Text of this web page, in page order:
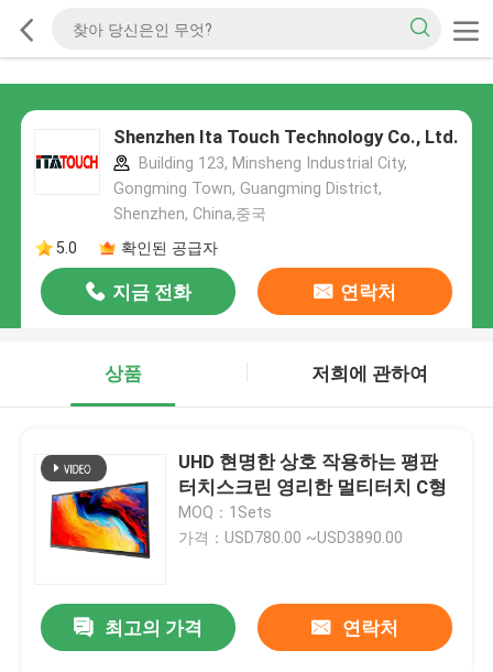
Shenzhen Ita Touch Technology Co., Ltd.
Building 123, Minsheng Industrial City,
Gongming Town, Guangming District,
Shenzhen, China,중국
5.0
확인된 공급자
지금 전화 연락처
상품 저희에 관하여
UHD 현명한 상호 작용하는 평판
터치스크린 영리한 멀티터치 C형
MOQ：1Sets
가격：USD780.00 ~USD3890.00
최고의 가격 연락처